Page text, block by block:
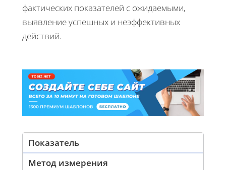
фактических показателей с ожидаемыми,
выявление успешных и неэффективных
действий.
Показатель
Метод измерения